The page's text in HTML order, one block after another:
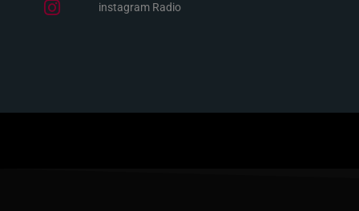
instagram Radio